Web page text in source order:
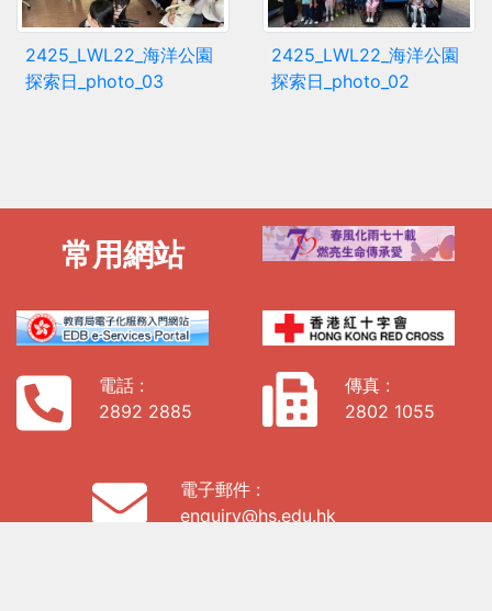
2425_LWL22_海洋公園
探索日_photo_03
2425_LWL22_海洋公園
探索日_photo_02
常用網站
電話 :
2892 2885
傳真 :
2802 1055
電子郵件 :
enquiry@hs.edu.hk